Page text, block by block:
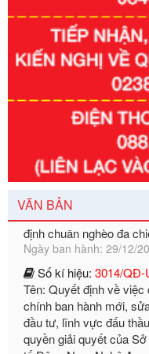
VĂN BẢN
Số kí hiệu:351/
Tên: Nghị định số 351/
định chuẩn nghèo đa
Ngày ban hành: 29/12/
Số kí hiệu:3014/QĐ-
Tên: Quyết định về việc
chính ban hành mới,
đầu tư, lĩnh vực đấu
quyền giải quyết của Sở
tế Đông Nam Nghệ An
Ngày ban hành: 23/09/